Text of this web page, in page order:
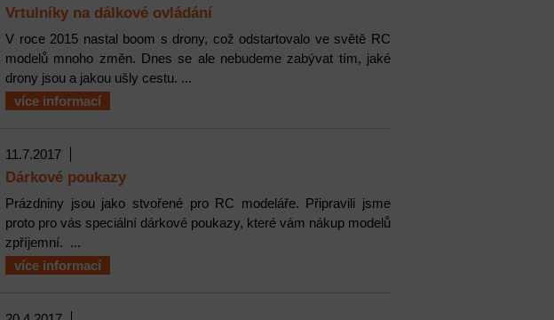
Vrtulníky na dálkové ovládání
V roce 2015 nastal boom s drony, což odstartovalo ve světě RC
modelů mnoho změn. Dnes se ale nebudeme zabývat tím, jaké
drony jsou a jakou ušly cestu. ...
více informací
11.7.2017
Dárkové poukazy
Prázdniny jsou jako stvořené pro RC modeláře. Připravili jsme
proto pro vás speciální dárkové poukazy, které vám nákup modelů
zpříjemní. ...
více informací